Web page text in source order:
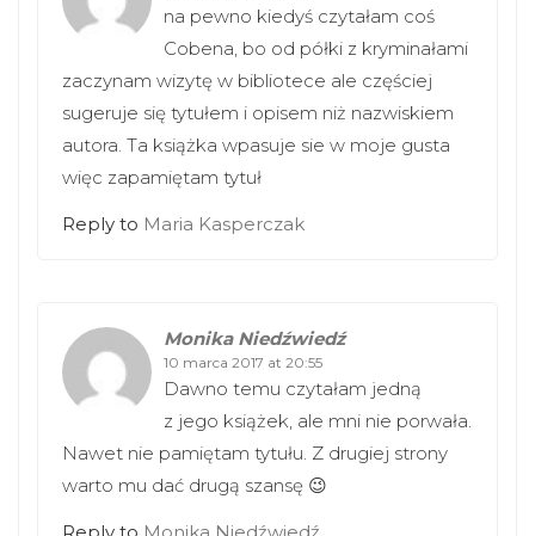
na pewno kiedyś czytałam coś
Cobena, bo od półki z kryminałami
zaczynam wizytę w bibliotece ale częściej
sugeruje się tytułem i opisem niż nazwiskiem
autora. Ta książka wpasuje sie w moje gusta
więc zapamiętam tytuł
Reply to Maria Kasperczak
Monika Niedźwiedź
10 marca 2017 at 20:55
Dawno temu czytałam jedną
z jego książek, ale mni nie porwała.
Nawet nie pamiętam tytułu. Z drugiej strony
warto mu dać drugą szansę 😉